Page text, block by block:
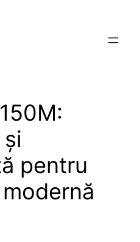
pentru